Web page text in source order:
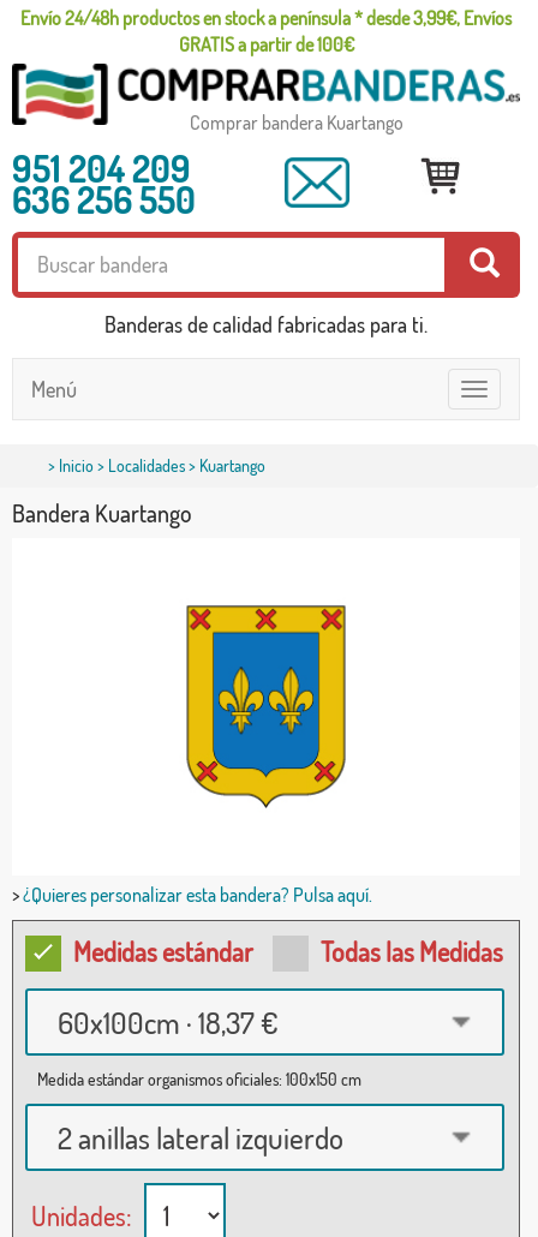
Envío 24/48h productos en stock a península * desde 3,99€, Envíos
GRATIS a partir de 100€
Comprar bandera Kuartango
951 204 209
636 256 550
Banderas de calidad fabricadas para ti.
Toggle
navigation
Menú
> Inicio> Localidades> Kuartango
Bandera Kuartango
>¿Quieres personalizar esta bandera? Pulsa aquí.
Medidas estándar Todas las Medidas
60x100cm · 18,37 €
Medida estándar organismos oficiales: 100x150 cm
2 anillas lateral izquierdo
Unidades: